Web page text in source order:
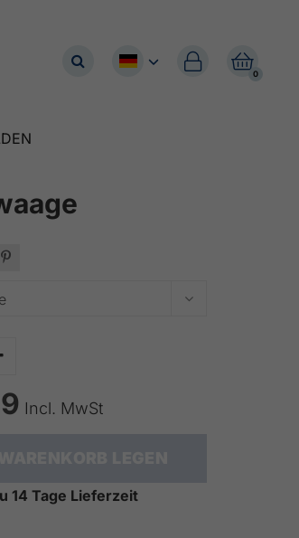

0


Incl. MwSt
14 Tage Lieferzeit